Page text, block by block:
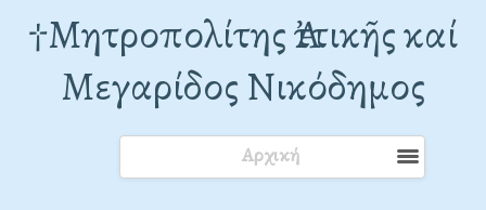
†Mητροπολίτης Ἀττικῆς καί
Μεγαρίδος Νικόδημος
Αρχική